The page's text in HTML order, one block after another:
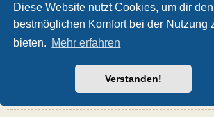
Diese Website nutzt Cookies, um dir den
bestmöglichen Komfort bei der Nutzung
bieten. Mehr erfahren
Verstanden!
Nach oben
Gehe zur Mitgliederliste und klicke auf „Nach